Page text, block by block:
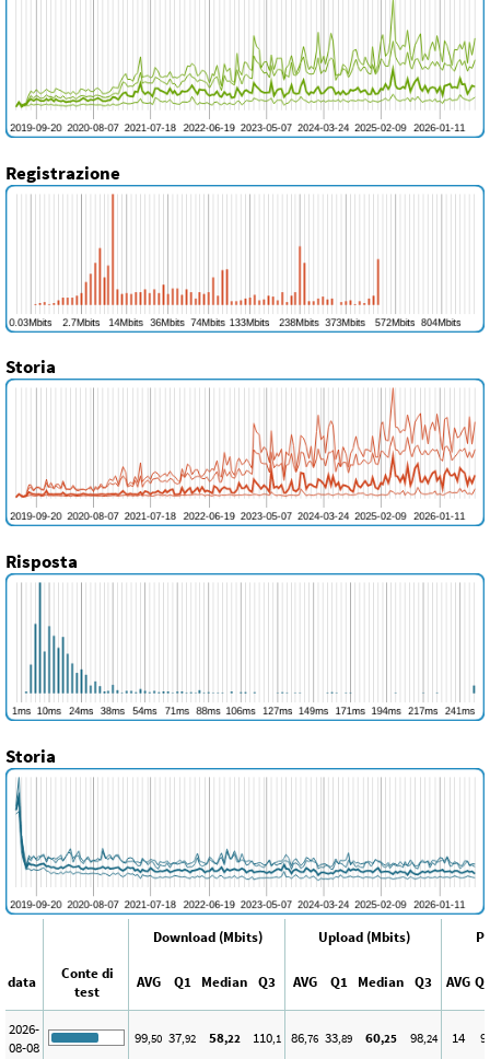
Registrazione
Storia
Risposta
Storia
Download (Mbits) Upload (Mbits)
data
Conte di
test
AVG Q1 Median Q3 AVG Q1 Median Q3 AVG
2026-
08-08
99,50 37,92 58,22 110,1 86,76 33,89 60,25 98,24 14 9